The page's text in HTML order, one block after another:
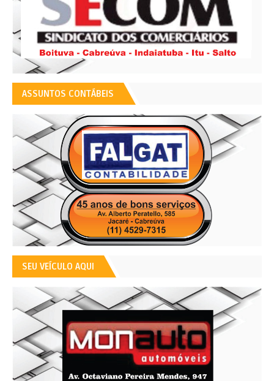
ASSUNTOS CONTÁBEIS
SEU VEÍCULO AQUI